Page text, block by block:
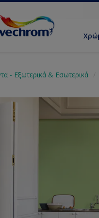
- Εξωτερικά & Εσωτερικά